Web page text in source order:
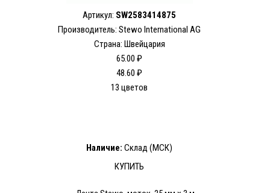
Артикул: SW2583414875
Производитель: Stewo International AG
Страна: Швейцария
65.00 ₽
48.60 ₽
13 цветов
Наличие: Склад (МСК)
КУПИТЬ